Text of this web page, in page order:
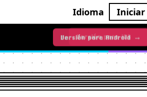
Idioma Iniciar
Versión para Android →
Versión para iOS →